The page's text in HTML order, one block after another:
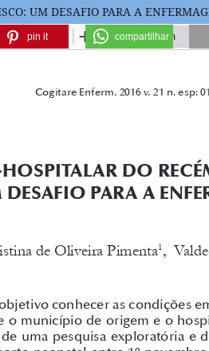
UM DESAFIO PARA A
pin it compartilhar